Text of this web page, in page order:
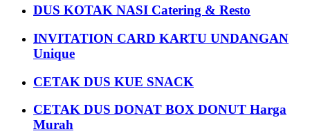
DUS KOTAK NASI Catering & Resto
INVITATION CARD KARTU UNDANGAN
Unique
CETAK DUS KUE SNACK
CETAK DUS DONAT BOX DONUT Harga
Murah